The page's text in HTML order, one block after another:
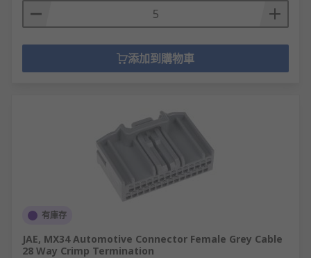
添加到購物車
有庫存
JAE, MX34 Automotive Connector Female Grey Cable
28 Way Crimp Termination